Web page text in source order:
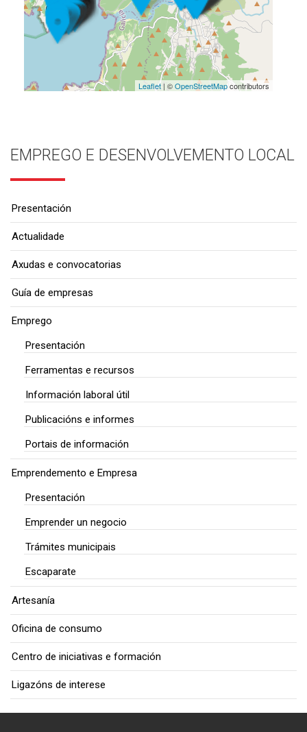
Leaflet| ©OpenStreetMapcontributors
EMPREGO E DESENVOLVEMENTO LOCAL
Presentación
Actualidade
Axudas e convocatorias
Guía de empresas
Emprego
Presentación
Ferramentas e recursos
Información laboral útil
Publicacións e informes
Portais de información
Emprendemento e Empresa
Presentación
Emprender un negocio
Trámites municipais
Escaparate
Artesanía
Oficina de consumo
Centro de iniciativas e formación
Ligazóns de interese